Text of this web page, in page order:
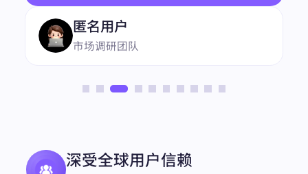
匿名用户
市场调研团队
深受全球用户信赖